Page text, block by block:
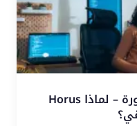
افضل شركة سيو في المنصورة – لماذا Horus